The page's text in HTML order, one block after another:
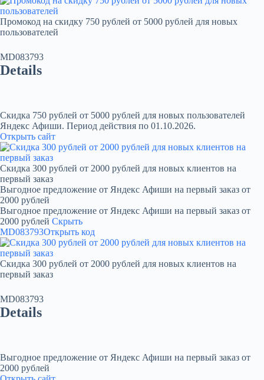
Промокод на скидку 750 рублей от 5000 рублей для новых
пользователей
MD083793
Details
Скидка 750 рублей от 5000 рублей для новых пользователей
Яндекс Афиши. Период действия по 01.10.2026.
Открыть сайт
Скидка 300 рублей от 2000 рублей для новых клиентов на
первый заказ
Выгодное предложение от Яндекс Афиши на первый заказ от
2000 рублей
Выгодное предложение от Яндекс Афиши на первый заказ от
2000 рублей Скрыть
MD083793Открыть код
Скидка 300 рублей от 2000 рублей для новых клиентов на
первый заказ
MD083793
Details
Выгодное предложение от Яндекс Афиши на первый заказ от
2000 рублей